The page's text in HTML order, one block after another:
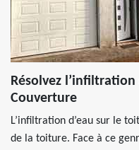
Résolvez
Couverture
L’infiltration d’eau sur le
de la toiture. Face à ce